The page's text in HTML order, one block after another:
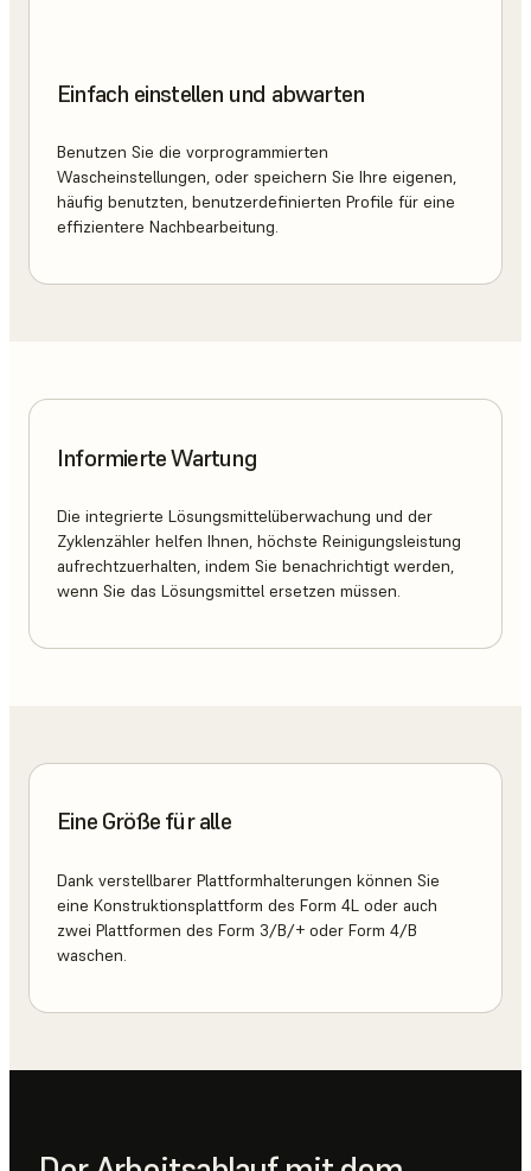
Einfach einstellen und abwarten
Benutzen Sie die vorprogrammierten
Wascheinstellungen, oder speichern Sie Ihre eigenen,
häufig benutzten, benutzerdefinierten Profile für eine
effizientere Nachbearbeitung.
Informierte Wartung
Die integrierte Lösungsmittelüberwachung und der
Zyklenzähler helfen Ihnen, höchste Reinigungsleistung
aufrechtzuerhalten, indem Sie benachrichtigt werden,
wenn Sie das Lösungsmittel ersetzen müssen.
Eine Größe für alle
Dank verstellbarer Plattformhalterungen können Sie
eine Konstruktionsplattform des Form 4L oder auch
zwei Plattformen des Form 3/B/+ oder Form 4/B
waschen.